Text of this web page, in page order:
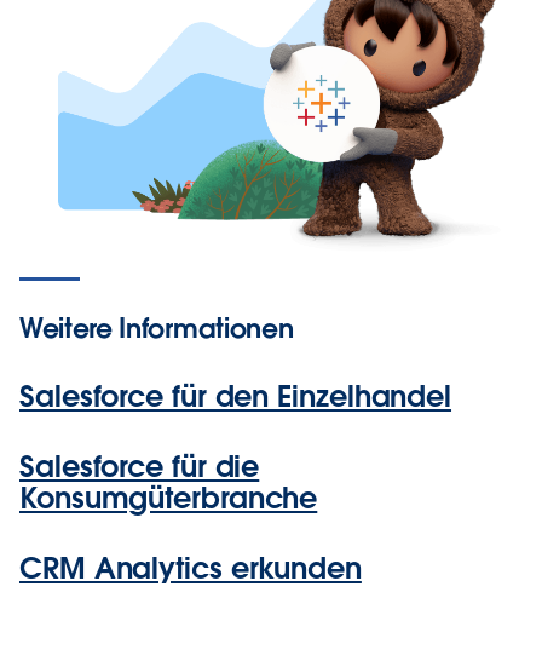
Weitere Informationen
Salesforce für den Einzelhandel
Salesforce für die
Konsumgüterbranche
CRM Analytics erkunden